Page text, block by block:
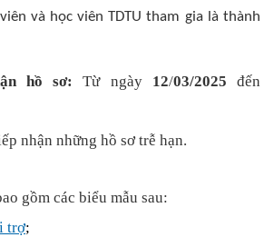
và học viên TDTU tham gia là thành
hồ sơ:Từ ngày 12/03/2025đến
nhận những hồ sơ trễ hạn.
gồm các biểu mẫu sau:
trợ;